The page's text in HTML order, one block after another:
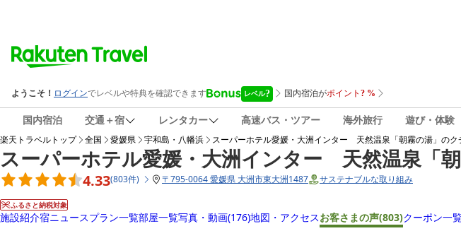
国内宿泊 交通＋宿 レンタカー 高速バス・ツアー 海外旅行 遊び・体験
楽天トラベルトップ 全国 愛媛県 宇和島・八幡浜 スーパーホテル愛媛・大洲インター 天然温泉「朝霧の湯」 のク
スーパーホテル愛媛・大洲インター 天然温泉「朝
4.33(803件) 〒795-0064 愛媛県 大洲市東大洲1487 サステナブルな取り組み
ふるさと納税対象
施設紹介宿ニュースプラン一覧部屋一覧写真・動画(176)地図・アクセスお客さまの声(803)クーポン一